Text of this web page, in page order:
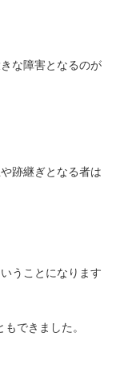
な障害となるのが
跡継ぎとなる者は
うことになります
できました。